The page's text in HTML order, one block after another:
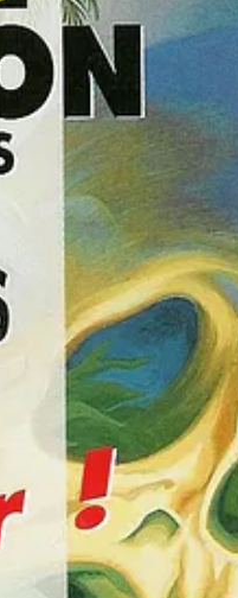
déclenchés que pour
déroule l’intrigue à son
d’une richissime